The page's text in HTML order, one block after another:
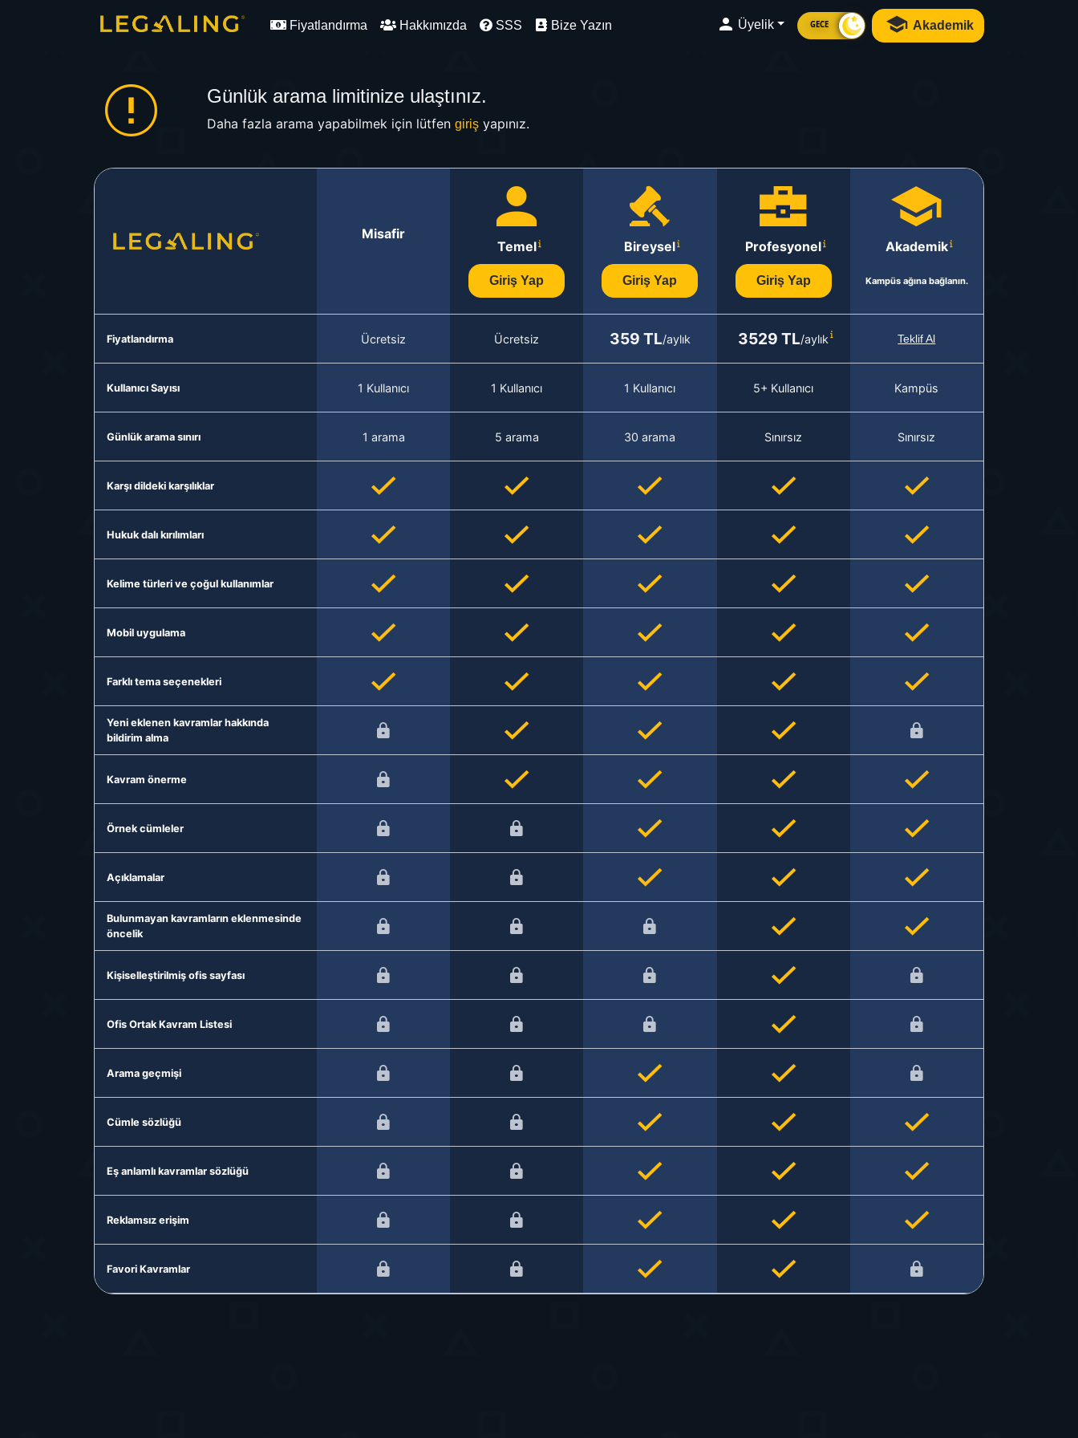
Fiyatlandırma Hakkımızda SSS Bize Yazın Üyelik GECE Akademik
Günlük arama limitinize ulaştınız.
Daha fazla arama yapabilmek için lütfen girişyapınız.
Misafir
Temel
Giriş Yap
Bireysel
Giriş Yap
Profesyonel
Giriş Yap
Akademik
Kampüs ağına bağlanın.
Fiyatlandırma Ücretsiz Ücretsiz 359 TL/aylık 3529 TL/aylık Teklif Al
Kullanıcı Sayısı 1 Kullanıcı 1 Kullanıcı 1 Kullanıcı 5+ Kullanıcı Kampüs
Günlük arama sınırı 1 arama 5 arama 30 arama Sınırsız Sınırsız
Karşı dildeki karşılıklar
Hukuk dalı kırılımları
Kelime türleri ve çoğul kullanımlar
Mobil uygulama
Farklı tema seçenekleri
Yeni eklenen kavramlar hakkında
bildirim alma
Kavram önerme
Örnek cümleler
Açıklamalar
Bulunmayan kavramların eklenmesinde
öncelik
Kişiselleştirilmiş ofis sayfası
Ofis Ortak Kavram Listesi
Arama geçmişi
Cümle sözlüğü
Eş anlamlı kavramlar sözlüğü
Reklamsız erişim
Favori Kavramlar